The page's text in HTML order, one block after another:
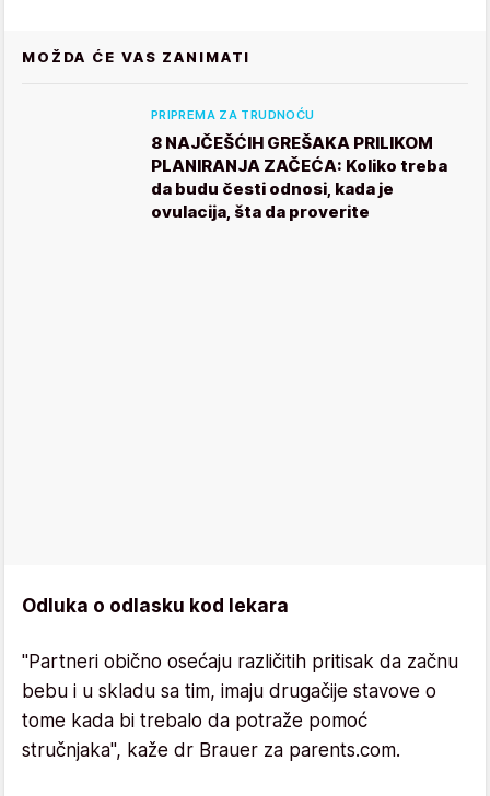
MOŽDA ĆE VAS ZANIMATI
PRIPREMA ZA TRUDNOĆU
8 NAJČEŠĆIH GREŠAKA PRILIKOM
PLANIRANJA ZAČEĆA: Koliko treba
da budu česti odnosi, kada je
ovulacija, šta da proverite
Odluka o odlasku kod lekara
"Partneri obično osećaju različitih pritisak da začnu
bebu i u skladu sa tim, imaju drugačije stavove o
tome kada bi trebalo da potraže pomoć
stručnjaka", kaže dr Brauer za parents.com.